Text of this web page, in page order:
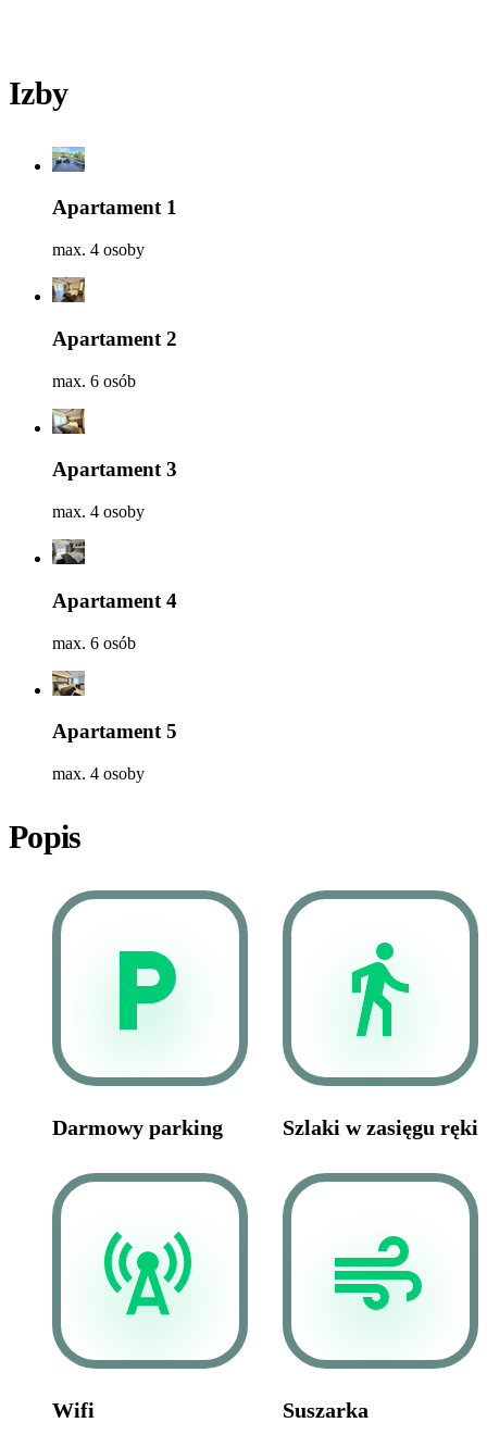
Izby
Apartament 1
max. 4 osoby
Apartament 2
max. 6 osób
Apartament 3
max. 4 osoby
Apartament 4
max. 6 osób
Apartament 5
max. 4 osoby
Popis
Darmowy parking Szlaki w zasięgu ręki
Wifi Suszarka